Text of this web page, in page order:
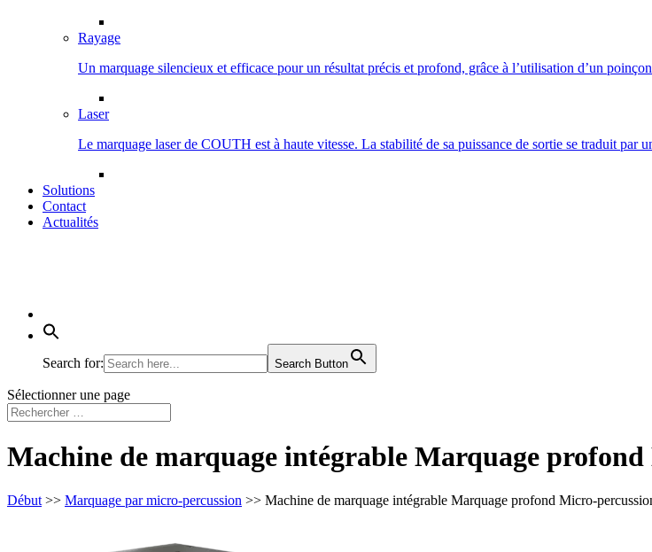
Rayage
Un marquage silencieux et efficace pour un résultat précis et profond, grâce à l’utilisation d’un
Laser
Le marquage laser de COUTH est à haute vitesse. La stabilité de sa puissance de sortie se traduit par
Solutions
Contact
Actualités
Search for: Search Button
Sélectionner une page
Machine de marquage intégrable Marquage
Début >> Marquage par micro-percussion >> Machine de marquage intégrable Marquage profond Micro-